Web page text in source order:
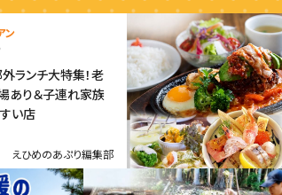
ン
ランチ大特集！老
あり＆子連れ家族
い店
えひめのあぷり編集部